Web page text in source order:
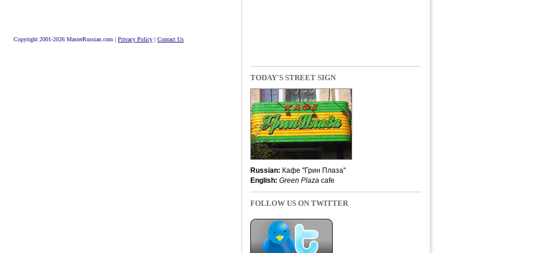
Copyright 2001-2026 MasterRussian.com | Privacy Policy | Contact Us
TODAY'S STREET SIGN
Russian: Кафе ''Грин Плаза''
English: Green Plaza cafe
FOLLOW US ON TWITTER